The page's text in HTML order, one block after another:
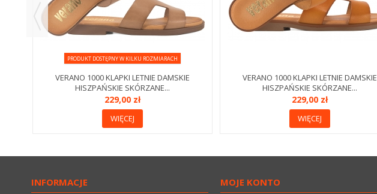
PRODUKT DOSTĘPNY W KILKU ROZMIARACH
VERANO 1000 KLAPKI LETNIE DAMSKIE
HISZPAŃSKIE SKÓRZANE...
229,00 zł
WIĘCEJ
VERANO 1000 KLAPKI LETNIE DAMSKIE
HISZPAŃSKIE SKÓRZANE...
229,00 zł
WIĘCEJ
INFORMACJE MOJE KONTO